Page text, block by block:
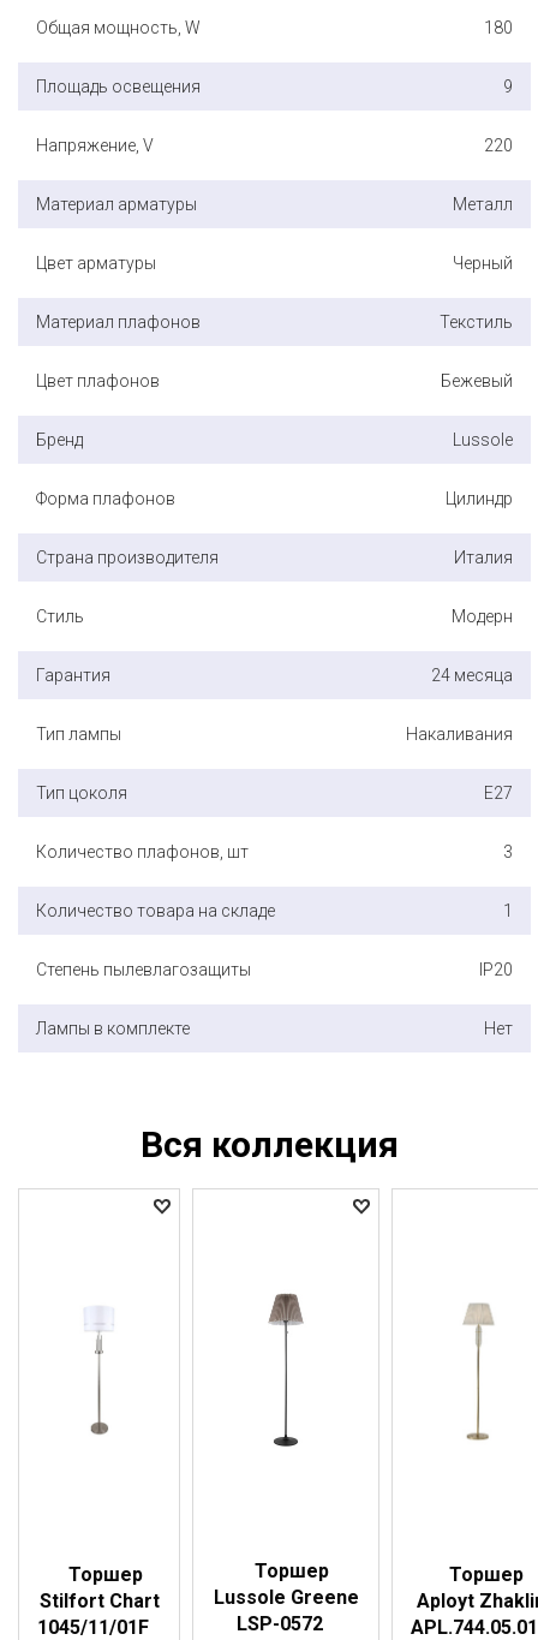
Общая мощность, W 180
Площадь освещения 9
Напряжение, V 220
Материал арматуры Металл
Цвет арматуры Черный
Материал плафонов Текстиль
Цвет плафонов Бежевый
Бренд Lussole
Форма плафонов Цилиндр
Страна производителя Италия
Стиль Модерн
Гарантия 24 месяца
Тип лампы Накаливания
Тип цоколя E27
Количество плафонов, шт 3
Количество товара на складе 1
Степень пылевлагозащиты IP20
Лампы в комплекте Нет
Вся коллекция
Торшер
Stilfort Chart
1045/11/01F
Торшер
Lussole Greene
LSP-0572
Торшер
Aployt
APL.744.05.01